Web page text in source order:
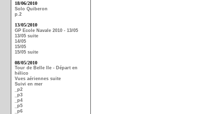
18/06/2010
Solo Quiberon
p.2
13/05/2010
GP Ecole Navale 2010 - 13/05
13/05 suite
14/05
15/05
15/05 suite
08/05/2010
Tour de Belle Ile - Départ en
hélico
Vues aériennes suite
Suivi en mer
_p2
_p3
_p4
_p5
_p6